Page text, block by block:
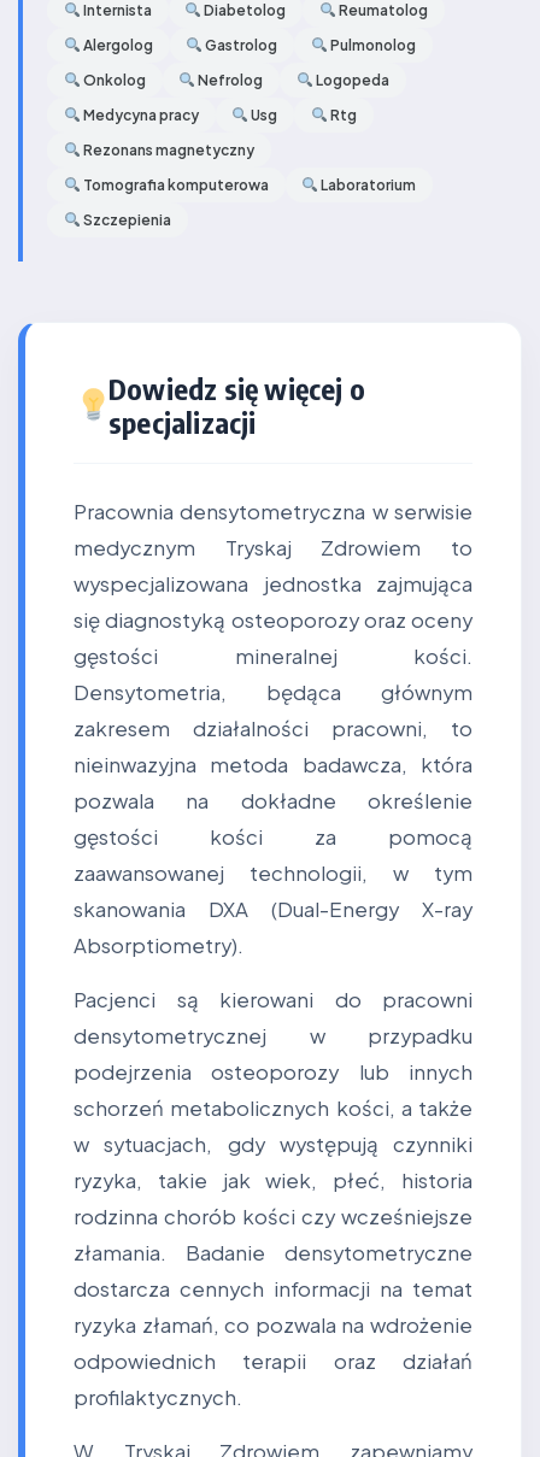
Internista
Diabetolog
Reumatolog
Alergolog
Gastrolog
Pulmonolog
Onkolog
Nefrolog
Logopeda
Medycyna pracy
Usg
Rtg
Rezonans magnetyczny
Tomografia komputerowa
Laboratorium
Szczepienia
Dowiedz się więcej o
specjalizacji
Pracownia densytometryczna w serwisie
medycznym Tryskaj Zdrowiem to
wyspecjalizowana jednostka zajmująca
się diagnostyką osteoporozy oraz oceny
gęstości mineralnej kości.
Densytometria, będąca głównym
zakresem działalności pracowni, to
nieinwazyjna metoda badawcza, która
pozwala na dokładne określenie
gęstości kości za pomocą
zaawansowanej technologii, w tym
skanowania DXA (Dual-Energy X-ray
Absorptiometry).
Pacjenci są kierowani do pracowni
densytometrycznej w przypadku
podejrzenia osteoporozy lub innych
schorzeń metabolicznych kości, a także
w sytuacjach, gdy występują czynniki
ryzyka, takie jak wiek, płeć, historia
rodzinna chorób kości czy wcześniejsze
złamania. Badanie densytometryczne
dostarcza cennych informacji na temat
ryzyka złamań, co pozwala na wdrożenie
odpowiednich terapii oraz działań
profilaktycznych.
W Tryskaj Zdrowiem zapewniamy